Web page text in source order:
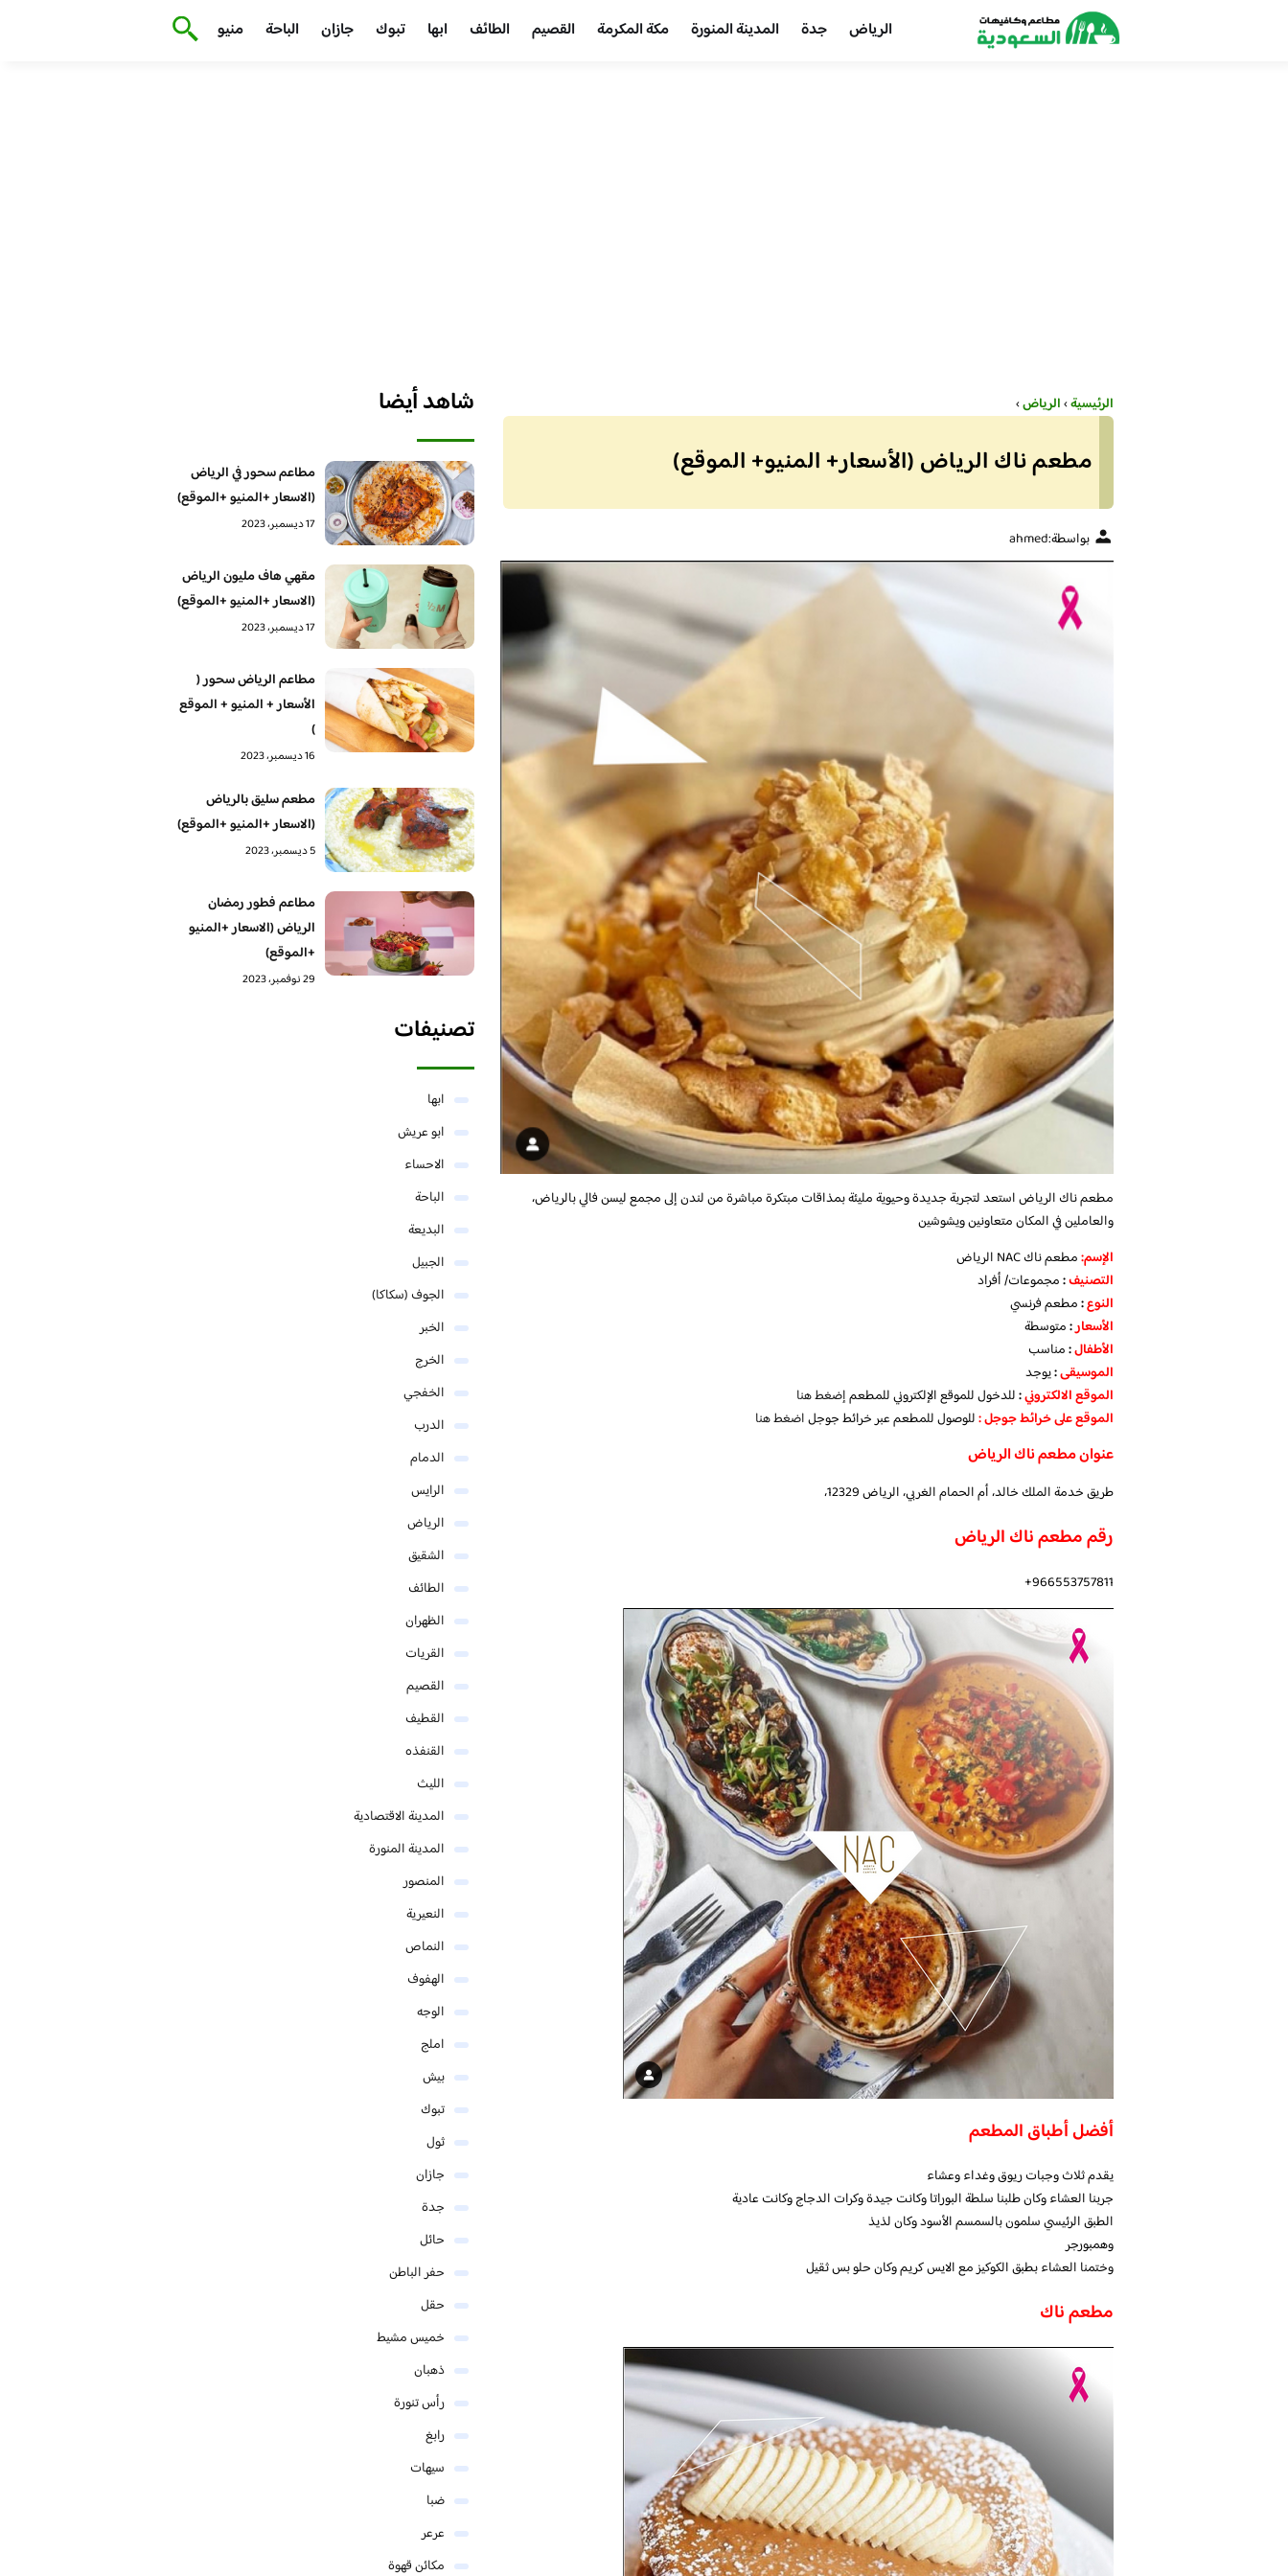
الرياض جدة المدينة المنورة مكة المكرمة القصيم الطائف ابها تبوك جازان الباحة منيو
الرئيسية›الرياض›
مطعم ناك الرياض (الأسعار+ المنيو+ الموقع)
بواسطة:ahmed
مطعم ناك الرياض استعد لتجربة جديدة وحيوية مليئة بمذاقات مبتكرة مباشرة من لندن إلى مجمع ليسن فالي بالرياض،
والعاملين في المكان متعاونين ويشوشين
الإسم:مطعم ناك NAC الرياض
التصنيف:مجموعات/ أفراد
النوع:مطعم فرنسي
الأسعار:متوسطة
الأطفال:مناسب
الموسيقى:يوجد
الموقع الالكتروني:للدخول للموقع الإلكتروني للمطعمإضغط هنا
الموقع على خرائط جوجل:للوصول للمطعم عبر خرائط جوجلاضغط هنا
عنوان مطعم ناك الرياض
طريق خدمة الملك خالد، أم الحمام الغربي، الرياض 12329،
رقم مطعم ناك الرياض
966553757811+
أفضل أطباق المطعم
يقدم ثلاث وجبات ريوق وغداء وعشاء
جربنا العشاء وكان طلبنا سلطة البوراتا وكانت جيدة وكرات الدجاج وكانت عادية
الطبق الرئيسي سلمون بالسمسم الأسود وكان لذيذ
وهمبورجر
وختمنا العشاء بطبق الكوكيز مع الايس كريم وكان حلو بس ثقيل
مطعم ناك
شاهد أيضا
مطاعم سحور في الرياض
(الاسعار +المنيو +الموقع)
17 ديسمبر، 2023
مقهي هاف مليون الرياض
(الاسعار +المنيو +الموقع)
17 ديسمبر، 2023
مطاعم الرياض سحور (
الأسعار + المنيو + الموقع
)
16 ديسمبر، 2023
مطعم سليق بالرياض
(الاسعار +المنيو +الموقع)
5 ديسمبر، 2023
مطاعم فطور رمضان
الرياض (الاسعار +المنيو
+الموقع)
29 نوفمبر، 2023
تصنيفات
ابها
ابو عريش
الاحساء
الباحة
البديعة
الجبيل
الجوف (سكاكا)
الخبر
الخرج
الخفجي
الدرب
الدمام
الرايس
الرياض
الشقيق
الطائف
الظهران
القريات
القصيم
القطيف
القنفذه
الليث
المدينة الاقتصادية
المدينة المنورة
المنصور
النعيرية
النماص
الهفوف
الوجه
املج
بيش
تبوك
ثول
جازان
جدة
حائل
حفر الباطن
حقل
خميس مشيط
ذهبان
رأس تنورة
رابغ
سيهات
ضبا
عرعر
مكائن قهوة